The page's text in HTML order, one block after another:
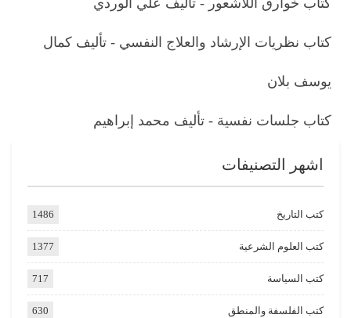
كتاب خوارق اللاشعور - تأليف علي الوردي
كتاب نظريات الإرشاد والعلاج النفسي - تأليف كمال
يوسف بلان
كتاب جلسات نفسية - تأليف محمد إبراهيم
اشهر التصنيفات
كتب التاريخ 1486
كتب العلوم الشرعية 1377
كتب السياسة 717
كتب الفلسفة والمنطق 630